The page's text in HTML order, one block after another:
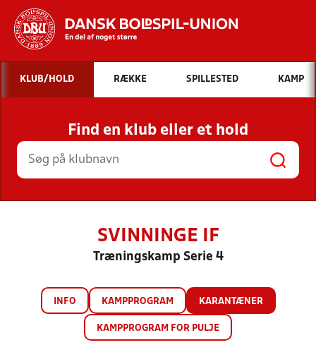
Hvad vil du søge efter?
INDHOLD OG NYHEDER
STILLINGER, RESULTATER, KLUBBER OG
HOLD
KLUB/HOLD RÆKKE SPILLESTED KAMP
Find en klub eller et hold
SVINNINGE IF
Træningskamp Serie 4
INFO KAMPPROGRAM KARANTÆNER
KAMPPROGRAM FOR PULJE